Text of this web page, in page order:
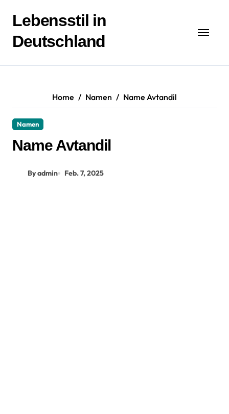
Inhalt
springen
Lebensstil in
Deutschland
Home Namen Name Avtandil
Namen
Name Avtandil
By admin Feb. 7, 2025